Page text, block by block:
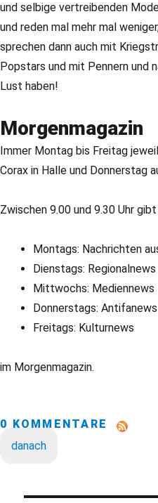
und selbige vertreibenden
und reden mal mehr mal
sprechen dann auch mit
Popstars und mit Pennern und
Lust haben!
Morgenmagazin
Immer Montag bis Freitag
Corax in Halle und Donnerstag
Zwischen 9.00 und 9.30 Uhr
Montags: Nachrichten
Dienstags: Regionalnews
Mittwochs: Mediennews
Donnerstags: Antifanews
Freitags: Kulturnews
im Morgenmagazin.
0 KOMMENTARE
danach